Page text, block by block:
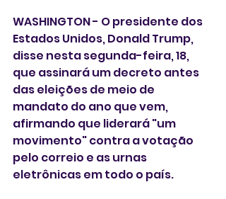
WASHINGTON - O presidente dos
Estados Unidos, Donald Trump,
disse nesta segunda-feira, 18,
que assinará um decreto antes
das eleições de meio de
mandato do ano que vem,
afirmando que liderará "um
movimento" contra a votação
pelo correio e as urnas
eletrônicas em todo o país.